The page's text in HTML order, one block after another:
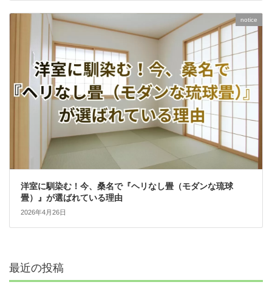
notice
洋室に馴染む！今、桑名で『ヘリなし畳（モダンな琉球
畳）』が選ばれている理由
2026年4月26日
最近の投稿